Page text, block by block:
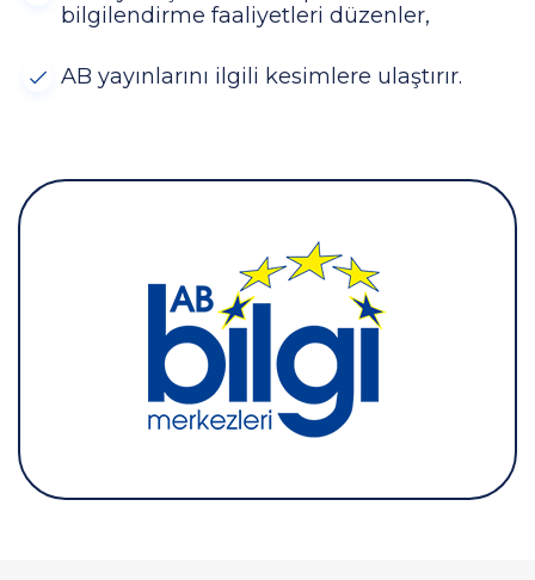
bilgilendirme faaliyetleri düzenler,
AB yayınlarını ilgili kesimlere ulaştırır.